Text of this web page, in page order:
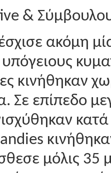
&
ακόμη
κινήθηκαν
Σε επίπεδο
μόλις 35